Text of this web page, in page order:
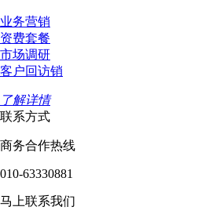
业务营销
资费套餐
市场调研
客户回访销
了解详情
联系方式
商务合作热线
010-63330881
马上联系我们